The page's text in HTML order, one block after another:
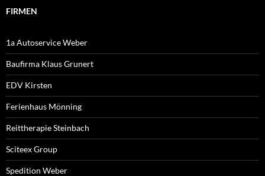
FIRMEN
1a Autoservice Weber
Baufirma Klaus Grunert
EDV Kirsten
Ferienhaus Mönning
Reittherapie Steinbach
Sciteex Group
Spedition Weber